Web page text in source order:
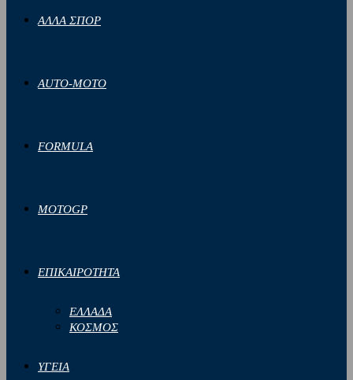
ΑΛΛΑ ΣΠΟΡ
AUTO-MOTO
FORMULA
MOTOGP
ΕΠΙΚΑΙΡΟΤΗΤΑ
ΕΛΛΑΔΑ
ΚΟΣΜΟΣ
ΥΓΕΙΑ